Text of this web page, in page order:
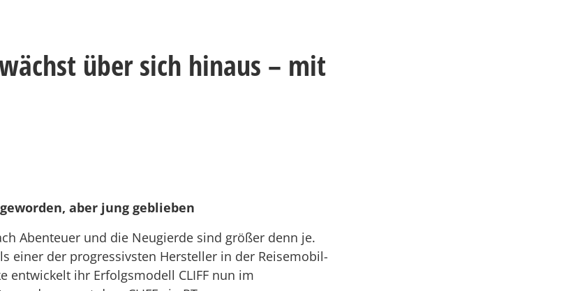
über sich hinaus – mit
aber jung geblieben
Abenteuer und die Neugierde sind größer denn je.
einer der progressivsten Hersteller in der Reisemobil-
entwickelt ihr Erfolgsmodell CLIFF nun im